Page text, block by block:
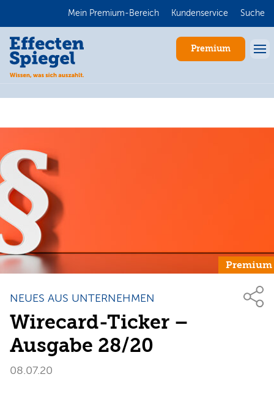
Mein Premium-Bereich Kundenservice Suche
Premium
Premium
NEUES AUS UNTERNEHMEN
Wirecard-Ticker –
Ausgabe 28/20
08.07.20
Anmelden